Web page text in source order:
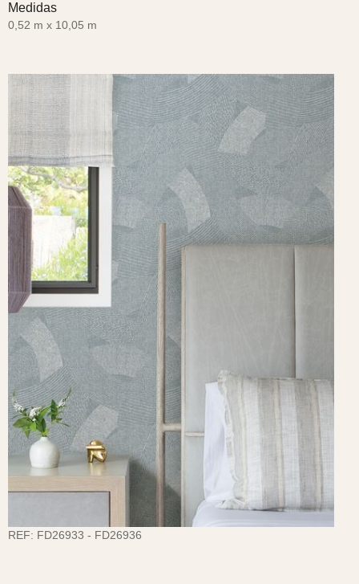
Medidas
0,52 m x 10,05 m
REF: FD26933 - FD26936